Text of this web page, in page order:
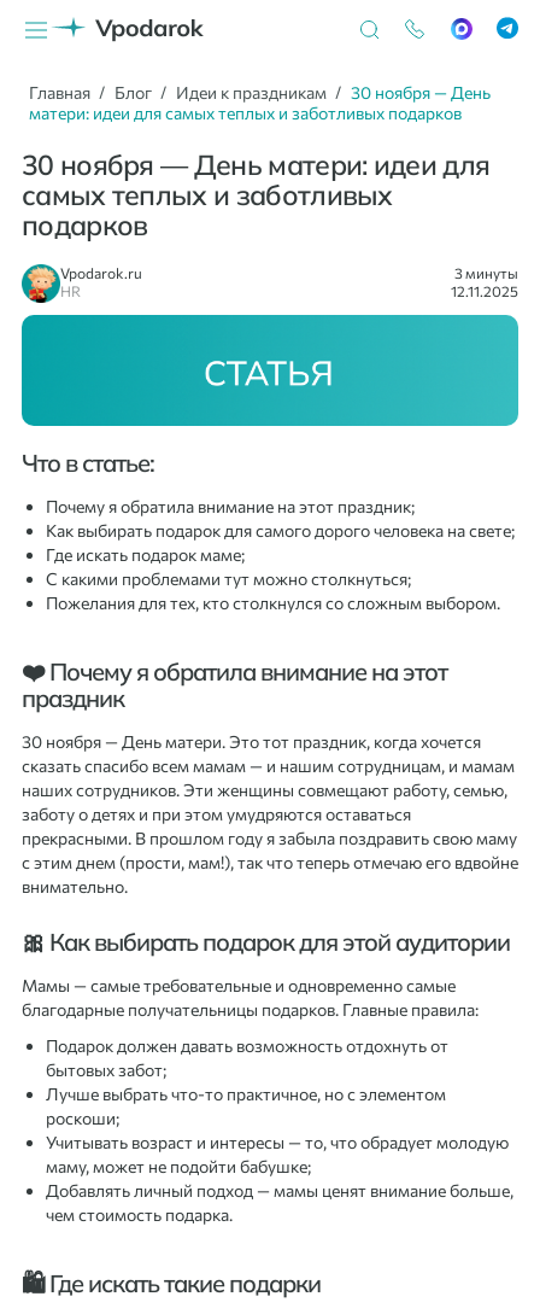
Главная Блог Идеи к праздникам
30 ноября — День
матери: идеи для самых теплых и заботливых подарков
30 ноября — День матери: идеи для
самых теплых и заботливых
подарков
Vpodarok.ru
HR
3 минуты
12.11.2025
Что в статье:
Почему я обратила внимание на этот праздник;
Как выбирать подарок для самого дорого человека на свете;
Где искать подарок маме;
С какими проблемами тут можно столкнуться;
Пожелания для тех, кто столкнулся со сложным выбором.
❤️ Почему я обратила внимание на этот
праздник
30 ноября — День матери. Это тот праздник, когда хочется
сказать спасибо всем мамам — и нашим сотрудницам, и мамам
наших сотрудников. Эти женщины совмещают работу, семью,
заботу о детях и при этом умудряются оставаться
прекрасными. В прошлом году я забыла поздравить свою маму
с этим днем (прости, мам!), так что теперь отмечаю его вдвойне
внимательно.
🎀 Как выбирать подарок для этой аудитории
Мамы — самые требовательные и одновременно самые
благодарные получательницы подарков. Главные правила:
Подарок должен давать возможность отдохнуть от
бытовых забот;
Лучше выбрать что-то практичное, но с элементом
роскоши;
Учитывать возраст и интересы — то, что обрадует молодую
маму, может не подойти бабушке;
Добавлять личный подход — мамы ценят внимание больше,
чем стоимость подарка.
🛍️ Где искать такие подарки